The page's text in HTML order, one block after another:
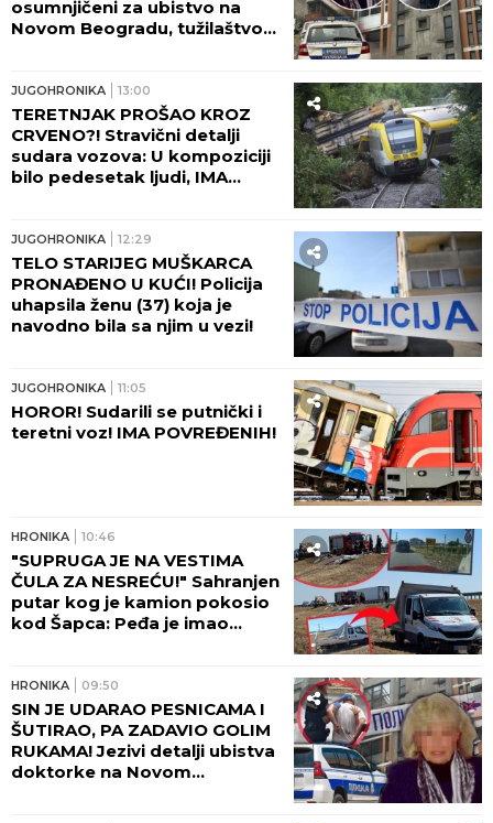
osumnjičeni za ubistvo na
Novom Beogradu, tužilaštvo
JUGOHRONIKA 13:00
TERETNJAK PROŠAO KROZ
CRVENO?! Stravični detalji
sudara vozova: U kompoziciji
bilo pedesetak ljudi, IMA
JUGOHRONIKA 12:29
TELO STARIJEG MUŠKARCA
PRONAĐENO U KUĆI! Policija
uhapsila ženu (37) koja je
navodno bila sa njim u vezi!
JUGOHRONIKA 11:05
HOROR! Sudarili se putnički i
teretni voz! IMA POVREĐENIH!
HRONIKA 10:46
"SUPRUGA JE NA VESTIMA
ČULA ZA NESREĆU!" Sahranjen
putar kog je kamion pokosio
kod Šapca: Peđa je imao
HRONIKA 09:50
SIN JE UDARAO PESNICAMA I
ŠUTIRAO, PA ZADAVIO GOLIM
RUKAMA! Jezivi detalji ubistva
doktorke na Novom